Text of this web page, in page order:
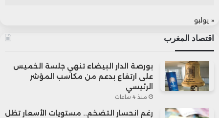
« يوليو
اقتصاد المغرب
بورصة الدار البيضاء تنهي جلسة الخميس
على ارتفاع بدعم من مكاسب المؤشر
الرئيسي
منذ 4 ساعات
رغم انحسار التضخم.. مستويات الأسعار تظل